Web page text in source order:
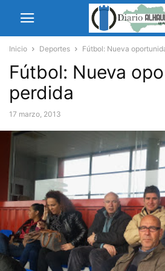
Inicio Deportes Fútbol: Nueva
Fútbol: Nueva
perdida
17 marzo, 2013